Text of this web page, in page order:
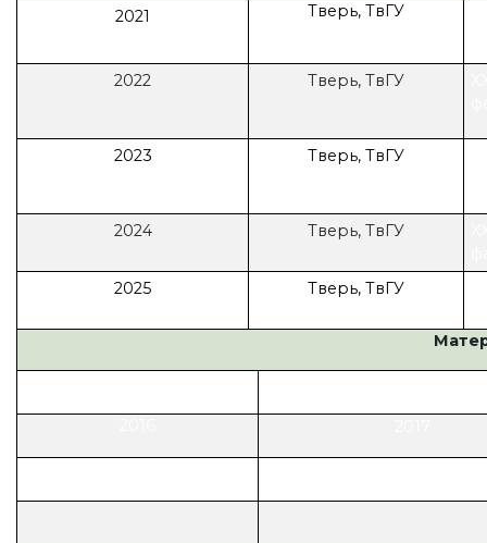
2021 Тверь, ТвГУ
2022 Тверь, ТвГУ
2023 Тверь, ТвГУ
2024 Тверь, ТвГУ
2025
Тверь, ТвГУ